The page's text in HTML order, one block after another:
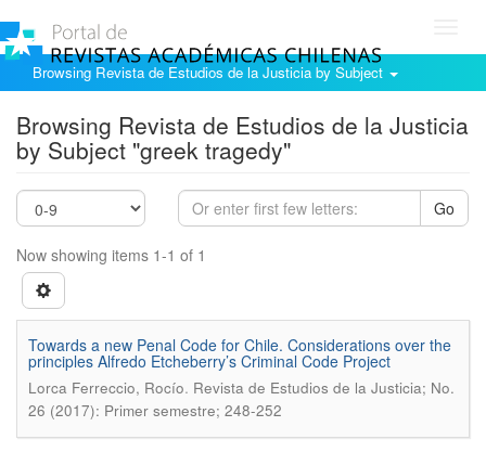
Browsing Revista de Estudios de la Justicia by Subject
Browsing Revista de Estudios de la Justicia
by Subject "greek tragedy"
Go
Now showing items 1-1 of 1
Towards a new Penal Code for Chile. Considerations over the
principles Alfredo Etcheberry’s Criminal Code Project
Lorca Ferreccio, Rocío. Revista de Estudios de la Justicia; No.
26 (2017): Primer semestre; 248-252